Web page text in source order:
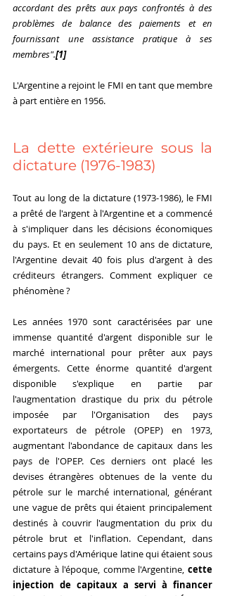
accordant des prêts aux pays confrontés à des
problèmes de balance des paiements et en
fournissant une assistance pratique à ses
membres".[1]
L'Argentine a rejoint le FMI en tant que membre
à part entière en 1956.
La dette extérieure sous la
dictature (1976-1983)
Tout au long de la dictature (1973-1986), le FMI
a prêté de l'argent à l'Argentine et a commencé
à s'impliquer dans les décisions économiques
du pays. Et en seulement 10 ans de dictature,
l'Argentine devait 40 fois plus d'argent à des
créditeurs étrangers. Comment expliquer ce
phénomène ?
Les années 1970 sont caractérisées par une
immense quantité d'argent disponible sur le
marché international pour prêter aux pays
émergents. Cette énorme quantité d'argent
disponible s'explique en partie par
l'augmentation drastique du prix du pétrole
imposée par l'Organisation des pays
exportateurs de pétrole (OPEP) en 1973,
augmentant l'abondance de capitaux dans les
pays de l'OPEP. Ces derniers ont placé les
devises étrangères obtenues de la vente du
pétrole sur le marché international, générant
une vague de prêts qui étaient principalement
destinés à couvrir l'augmentation du prix du
pétrole brut et l'inflation. Cependant, dans
certains pays d'Amérique latine qui étaient sous
dictature à l'époque, comme l'Argentine, cette
injection de capitaux a servi à financer